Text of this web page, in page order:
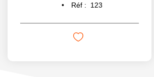
Réf :
123